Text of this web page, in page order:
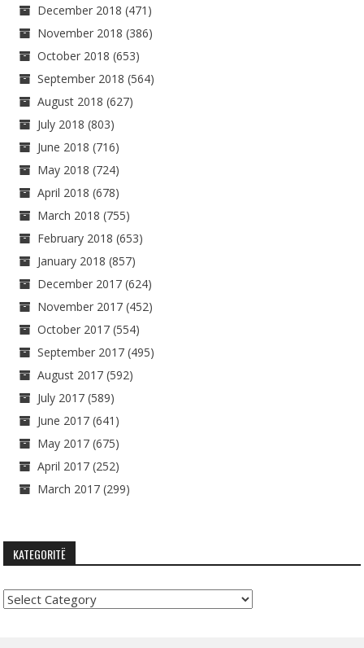
December 2018 (471)
November 2018 (386)
October 2018 (653)
September 2018 (564)
August 2018 (627)
July 2018 (803)
June 2018 (716)
May 2018 (724)
April 2018 (678)
March 2018 (755)
February 2018 (653)
January 2018 (857)
December 2017 (624)
November 2017 (452)
October 2017 (554)
September 2017 (495)
August 2017 (592)
July 2017 (589)
June 2017 (641)
May 2017 (675)
April 2017 (252)
March 2017 (299)
KATEGORITË
Kategoritë